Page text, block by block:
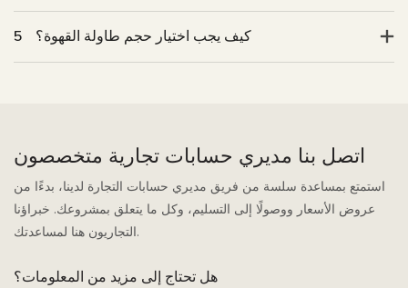
5 كيف يجب اختيار حجم طاولة القهوة؟
اتصل بنا مديري حسابات تجارية متخصصون
استمتع بمساعدة سلسة من فريق مديري حسابات التجارة لدينا، بدءًا من
عروض الأسعار ووصولًا إلى التسليم، وكل ما يتعلق بمشروعك. خبراؤنا
التجاريون هنا لمساعدتك.
هل تحتاج إلى مزيد من المعلومات؟